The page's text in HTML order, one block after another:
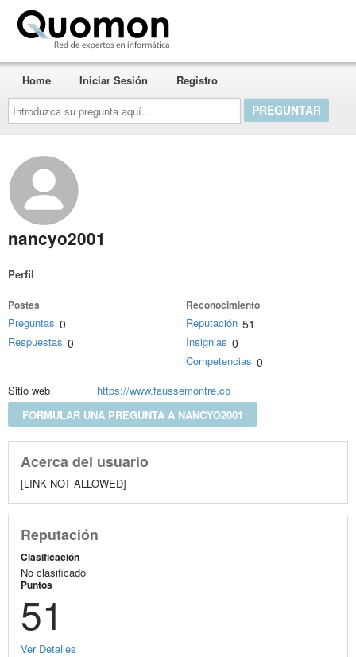
Introduzca
su
pregunta
aquí...
Home Iniciar Sesión Registro
nancyo2001
Perfil
Postes
Preguntas 0
Respuestas 0
Reconocimiento
Reputación 51
Insignias 0
Competencias 0
Sitio web
https://www.faussemontre.co
FORMULAR UNA PREGUNTA A NANCYO2001
Acerca del usuario
[LINK NOT ALLOWED]
Reputación
Clasificación
No clasificado
Puntos
51
Ver Detalles